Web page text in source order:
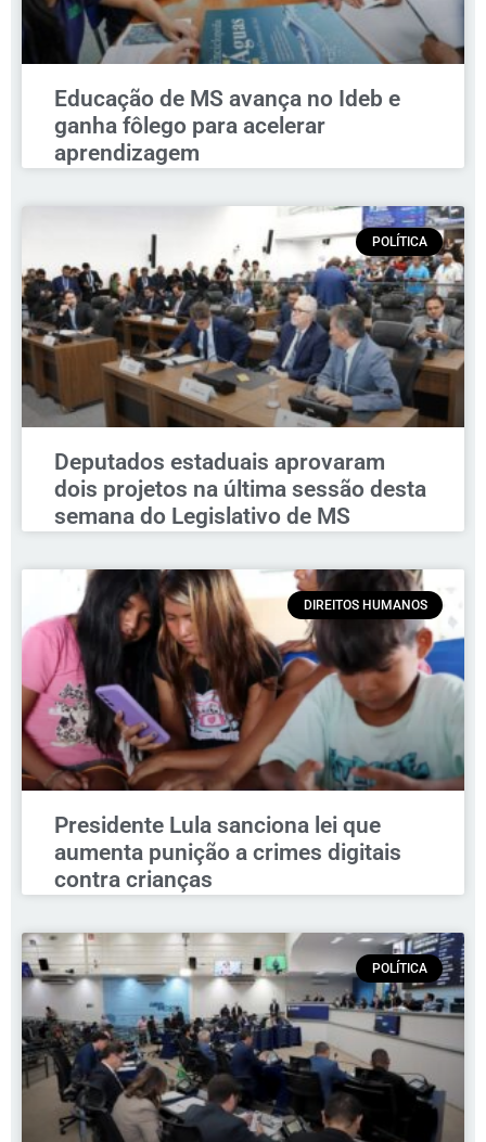
Educação de MS avança no Ideb e
ganha fôlego para acelerar
aprendizagem
POLÍTICA
Deputados estaduais aprovaram
dois projetos na última sessão desta
semana do Legislativo de MS
DIREITOS HUMANOS
Presidente Lula sanciona lei que
aumenta punição a crimes digitais
contra crianças
POLÍTICA